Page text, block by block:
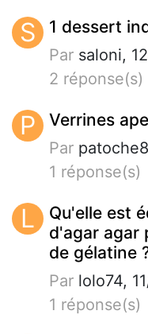
S 1 dessert
Par saloni,
2 réponse(s)
P Verrines
Par
1 réponse(s)
L
Qu'elle est
d'agar agar
de gélatine
Par lolo74,
1 réponse(s)